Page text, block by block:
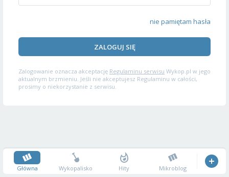
nie pamiętam hasła
ZALOGUJ SIĘ
Zalogowanie oznacza akceptację Regulaminu serwisu Wykop.pl w jego
aktualnym brzmieniu. Jeśli nie akceptujesz Regulaminu w całości,
prosimy o niekorzystanie z serwisu.
Główna Wykopalisko Hity Mikroblog